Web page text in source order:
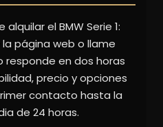
el BMW Serie 1:
página web o llame
en dos horas
precio y opciones
contacto hasta la
de 24 horas.